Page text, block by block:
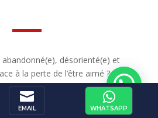
désorienté(e) et
à la perte de l’être aimé ?
semble bloquée ?
être accessibles à tous.
ruptures douloureuses, la

EMAIL

WHATSAPP